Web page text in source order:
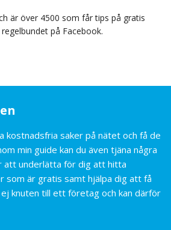
är över 4500 som får tips på gratis
på Facebook.
kostnadsfria saker på nätet och få de
min guide kan du även tjäna några
att underlätta för dig att hitta
som är gratis samt hjälpa dig att få
knuten till ett företag och kan därför